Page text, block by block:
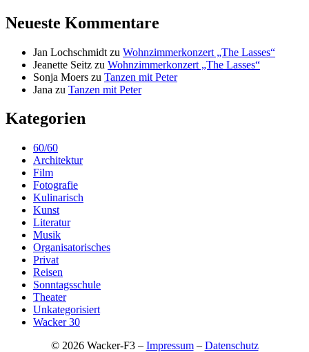
Neueste Kommentare
Jan Lochschmidt zu Wohnzimmerkonzert „The Lasses“
Jeanette Seitz zu Wohnzimmerkonzert „The Lasses“
Sonja Moers zu Tanzen mit Peter
Jana zu Tanzen mit Peter
Kategorien
60/60
Architektur
Film
Fotografie
Kulinarisch
Kunst
Literatur
Musik
Organisatorisches
Privat
Reisen
Sonntagsschule
Theater
Unkategorisiert
Wacker 30
© 2026 Wacker-F3 – Impressum– Datenschutz